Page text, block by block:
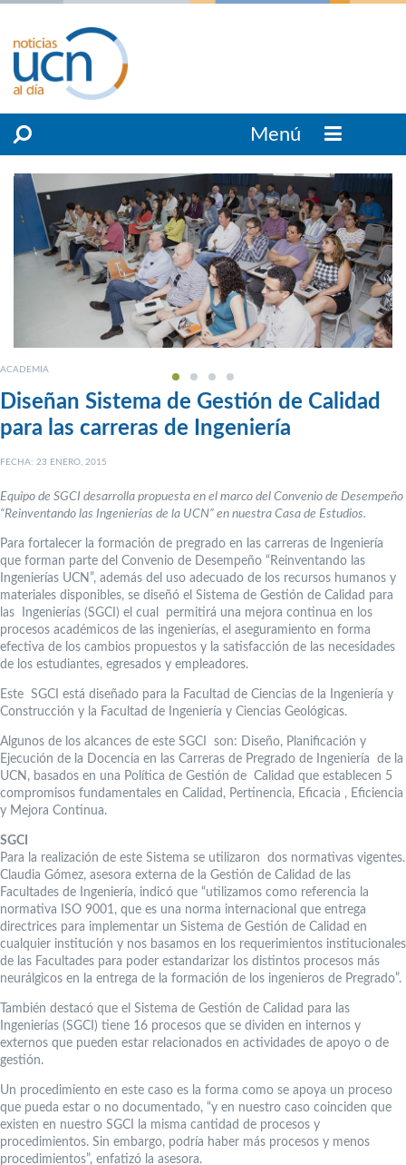
Menú
ACADEMIA
Diseñan Sistema de Gestión de Calidad
para las carreras de Ingeniería
FECHA: 23 ENERO, 2015
Equipo de SGCI desarrolla propuesta en el marco del Convenio de Desempeño
“Reinventando las Ingenierías de la UCN” en nuestra Casa de Estudios.
Para fortalecer la formación de pregrado en las carreras de Ingeniería
que forman parte del Convenio de Desempeño “Reinventando las
Ingenierías UCN”, además del uso adecuado de los recursos humanos y
materiales disponibles, se diseñó el Sistema de Gestión de Calidad para
las Ingenierías (SGCI) el cual permitirá una mejora continua en los
procesos académicos de las ingenierías, el aseguramiento en forma
efectiva de los cambios propuestos y la satisfacción de las necesidades
de los estudiantes, egresados y empleadores.
Este SGCI está diseñado para la Facultad de Ciencias de la Ingeniería y
Construcción y la Facultad de Ingeniería y Ciencias Geológicas.
Algunos de los alcances de este SGCI son: Diseño, Planificación y
Ejecución de la Docencia en las Carreras de Pregrado de Ingeniería de la
UCN, basados en una Política de Gestión de Calidad que establecen 5
compromisos fundamentales en Calidad, Pertinencia, Eficacia , Eficiencia
y Mejora Continua.
SGCI
Para la realización de este Sistema se utilizaron dos normativas vigentes.
Claudia Gómez, asesora externa de la Gestión de Calidad de las
Facultades de Ingeniería, indicó que “utilizamos como referencia la
normativa ISO 9001, que es una norma internacional que entrega
directrices para implementar un Sistema de Gestión de Calidad en
cualquier institución y nos basamos en los requerimientos institucionales
de las Facultades para poder estandarizar los distintos procesos más
neurálgicos en la entrega de la formación de los ingenieros de Pregrado”.
También destacó que el Sistema de Gestión de Calidad para las
Ingenierías (SGCI) tiene 16 procesos que se dividen en internos y
externos que pueden estar relacionados en actividades de apoyo o de
gestión.
Un procedimiento en este caso es la forma como se apoya un proceso
que pueda estar o no documentado, “y en nuestro caso coinciden que
existen en nuestro SGCI la misma cantidad de procesos y
procedimientos. Sin embargo, podría haber más procesos y menos
procedimientos”, enfatizó la asesora.